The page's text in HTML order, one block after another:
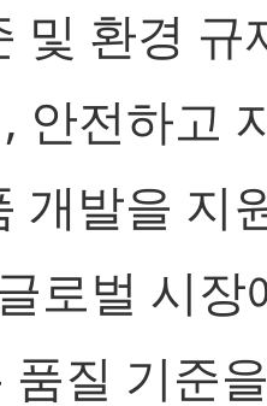
및 환경 규
안전하고
개발을 지
로벌 시장
품질 기준